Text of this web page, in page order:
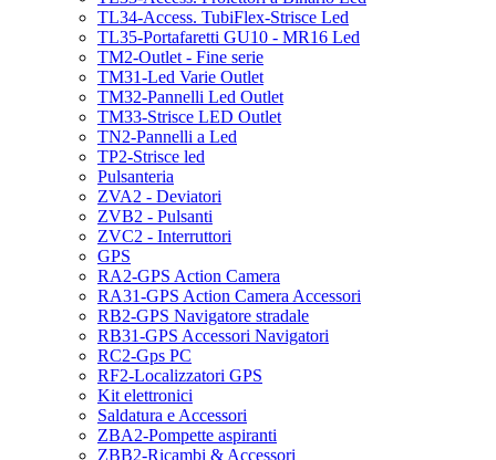
TL34-Access. TubiFlex-Strisce Led
TL35-Portafaretti GU10 - MR16 Led
TM2-Outlet - Fine serie
TM31-Led Varie Outlet
TM32-Pannelli Led Outlet
TM33-Strisce LED Outlet
TN2-Pannelli a Led
TP2-Strisce led
Pulsanteria
ZVA2 - Deviatori
ZVB2 - Pulsanti
ZVC2 - Interruttori
GPS
RA2-GPS Action Camera
RA31-GPS Action Camera Accessori
RB2-GPS Navigatore stradale
RB31-GPS Accessori Navigatori
RC2-Gps PC
RF2-Localizzatori GPS
Kit elettronici
Saldatura e Accessori
ZBA2-Pompette aspiranti
ZBB2-Ricambi & Accessori